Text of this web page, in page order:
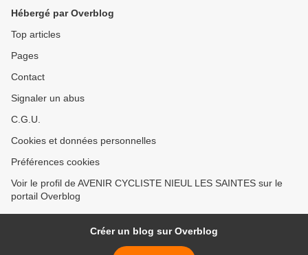
Hébergé par Overblog
Top articles
Pages
Contact
Signaler un abus
C.G.U.
Cookies et données personnelles
Préférences cookies
Voir le profil de AVENIR CYCLISTE NIEUL LES SAINTES sur le
portail Overblog
Créer un blog sur Overblog